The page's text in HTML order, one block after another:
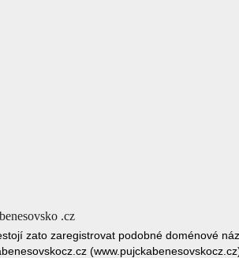
.cz
zato zaregistrovat podobné doménové